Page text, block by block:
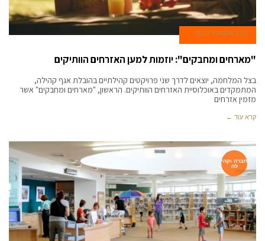
29 באוקטובר 2023
"מארחים ומחבקים": יוזמות למען האזרחים הוותיקים
בצל המלחמה, יוצאים לדרך שני פרויקטים קהילתיים בהובלת אגף קהילה,
המתמקדים באוכלוסיית האזרחים הוותיקים. הראשון, "מארחים ומחבקים" אשר
מזמין אזרחים
קרא עוד ←
חברה וקהי
לה